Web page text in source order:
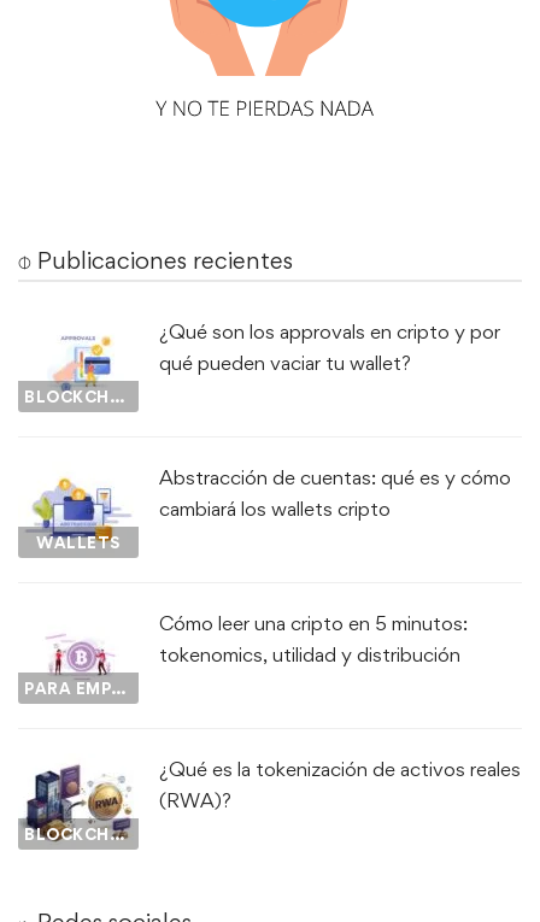
⌽ Publicaciones recientes
BLOCKCHAIN
¿Qué son los approvals en cripto y por
qué pueden vaciar tu wallet?
WALLETS
Abstracción de cuentas: qué es y cómo
cambiará los wallets cripto
PARA EMPEZAR...
Cómo leer una cripto en 5 minutos:
tokenomics, utilidad y distribución
BLOCKCHAIN
¿Qué es la tokenización de activos reales
(RWA)?